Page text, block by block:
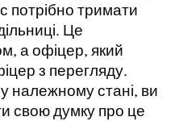
потрібно тримати
Це
а офіцер, який
з перегляду.
належному стані, ви
свою думку про це